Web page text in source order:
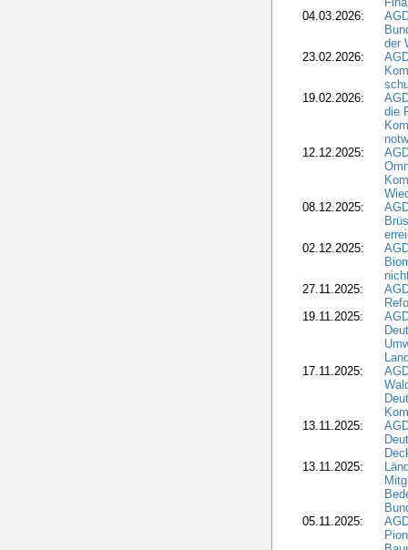
04.03.2026:
der
23.02.2026:
19.02.2026:
die
12.12.2025:
08.12.2025:
02.12.2025:
27.11.2025:
19.11.2025:
17.11.2025:
13.11.2025:
13.11.2025:
05.11.2025: